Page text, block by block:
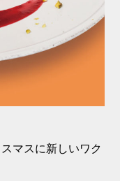
マスに新しいワク